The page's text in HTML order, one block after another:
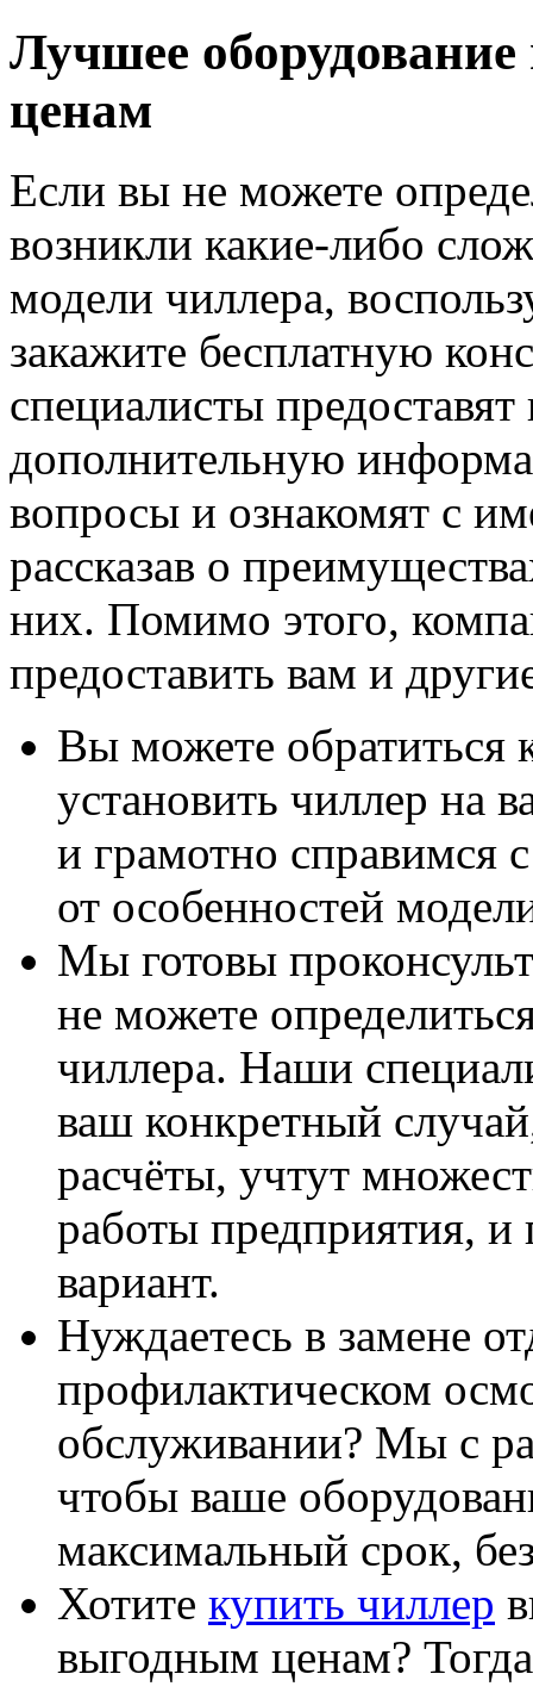
Лучшее
ценам
Если вы не можете
возникли какие-либо
модели чиллера,
закажите бесплатную
специалисты
дополнительную
вопросы и ознакомят с
рассказав о
них. Помимо этого,
предоставить вам и
Вы можете обратиться
установить чиллер на
и грамотно справимся
от особенностей
Мы готовы
не можете
чиллера. Наши
ваш конкретный
расчёты, учтут
работы предприятия,
вариант.
Нуждаетесь в замене
профилактическом
обслуживании? Мы с
чтобы ваше
максимальный срок,
Хотите купить чиллер
выгодным ценам?